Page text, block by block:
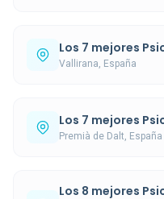
Los 7 mejores
Vallirana, España
Los 7 mejores
Premià de Dalt, España
Los 8 mejores